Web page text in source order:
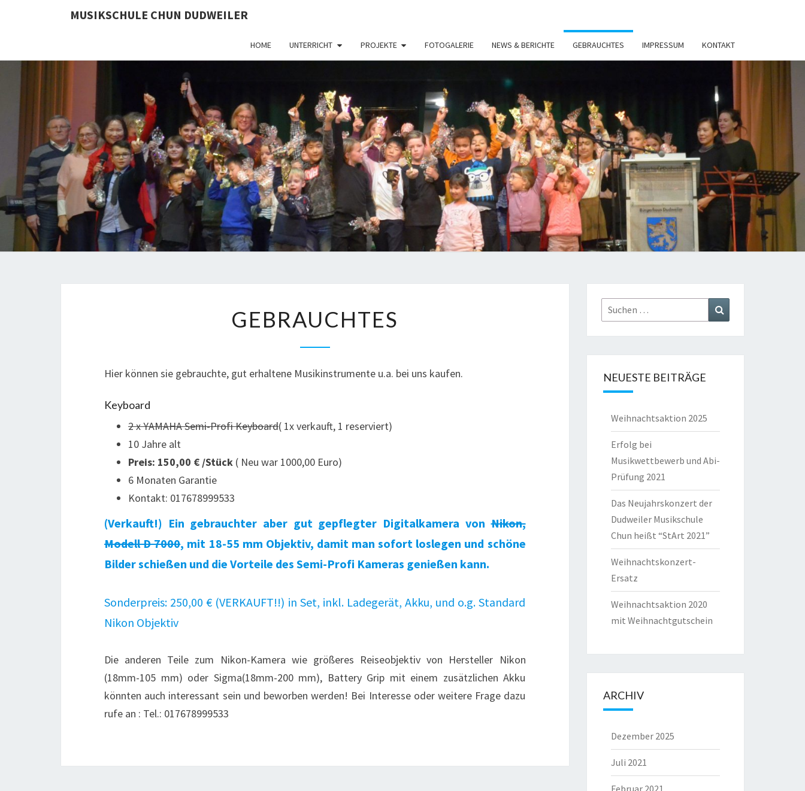
MUSIKSCHULE CHUN DUDWEILER
HOME UNTERRICHT PROJEKTE FOTOGALERIE NEWS & BERICHTE GEBRAUCHTES IMPRESSUM KONTAKT
MUSIKSCHULE
CHUN
GEBRAUCHTES
Hier können sie gebrauchte, gut erhaltene Musikinstrumente u.a. bei uns kaufen.
Keyboard
2 x YAMAHA Semi-Profi Keyboard( 1x verkauft, 1 reserviert)
10 Jahre alt
Preis: 150,00 € /Stück ( Neu war 1000,00 Euro)
6 Monaten Garantie
Kontakt: 017678999533
(Verkauft!) Ein gebrauchter aber gut gepflegter Digitalkamera vonNikon,
Modell D 7000, mit 18-55 mm Objektiv, damit man sofort loslegen und schöne
Bilder schießen und die Vorteile des Semi-Profi Kameras genießen kann.
Sonderpreis: 250,00 € (VERKAUFT!!) in Set, inkl. Ladegerät, Akku, und o.g. Standard
Nikon Objektiv
Die anderen Teile zum Nikon-Kamera wie größeres Reiseobjektiv von Hersteller Nikon
(18mm-105 mm) oder Sigma(18mm-200 mm), Battery Grip mit einem zusätzlichen Akku
könnten auch interessant sein und beworben werden! Bei Interesse oder weitere Frage dazu
rufe an : Tel.: 017678999533
Suchen
nach:
NEUESTE BEITRÄGE
Weihnachtsaktion 2025
Erfolg bei
Musikwettbewerb und Abi-
Prüfung 2021
Das Neujahrskonzert der
Dudweiler Musikschule
Chun heißt “StArt 2021”
Weihnachtskonzert-
Ersatz
Weihnachtsaktion 2020
mit Weihnachtgutschein
ARCHIV
Dezember 2025
Juli 2021
Februar 2021